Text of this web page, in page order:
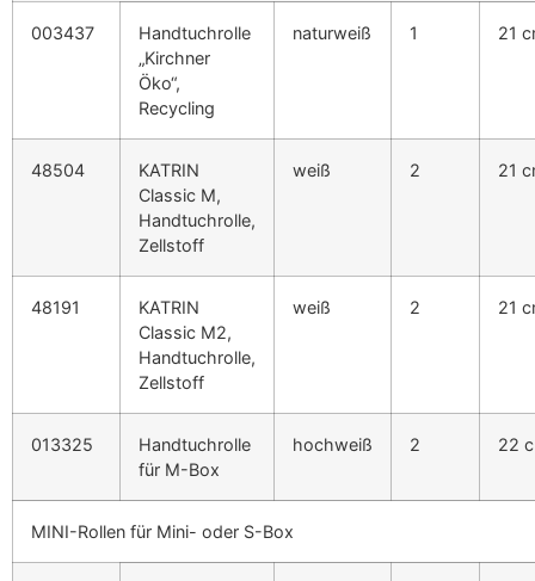
003437
Handtuchrolle
„Kirchner
Öko“,
Recycling
naturweiß 1 21
48504
KATRIN
Classic M,
Handtuchrolle,
Zellstoff
weiß 2 21
48191
KATRIN
Classic M2,
Handtuchrolle,
Zellstoff
weiß 2 21
013325
Handtuchrolle
für M-Box
hochweiß 2 22
MINI-Rollen für Mini- oder S-Box